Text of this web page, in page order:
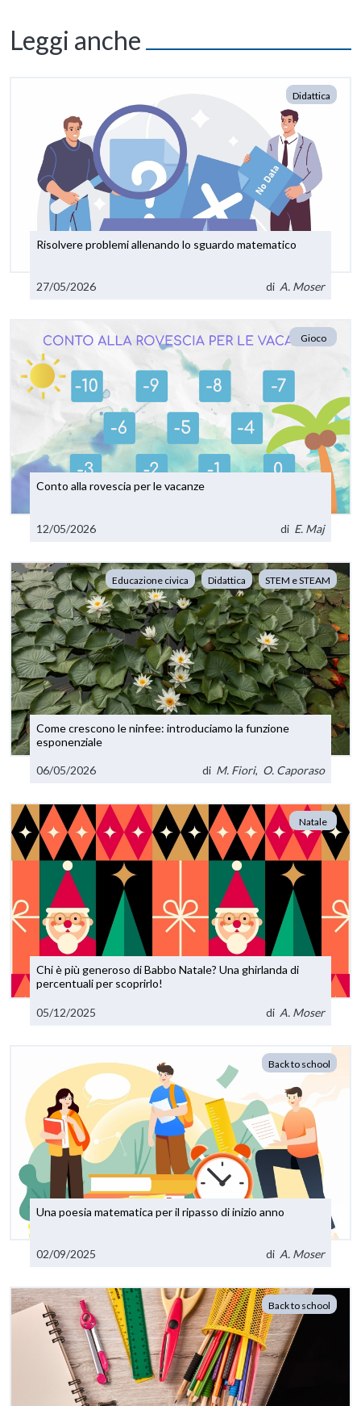
Leggi anche
Didattica
Risolvere problemi allenando lo sguardo matematico
27/05/2026 di A. Moser
Gioco
Conto alla rovescia per le vacanze
12/05/2026 di E. Maj
Educazione civica Didattica STEM e STEAM
Come crescono le ninfee: introduciamo la funzione
esponenziale
06/05/2026 di M. Fiori, O. Caporaso
Natale
Chi è più generoso di Babbo Natale? Una ghirlanda di
percentuali per scoprirlo!
05/12/2025 di A. Moser
Back to school
Una poesia matematica per il ripasso di inizio anno
02/09/2025 di A. Moser
Back to school